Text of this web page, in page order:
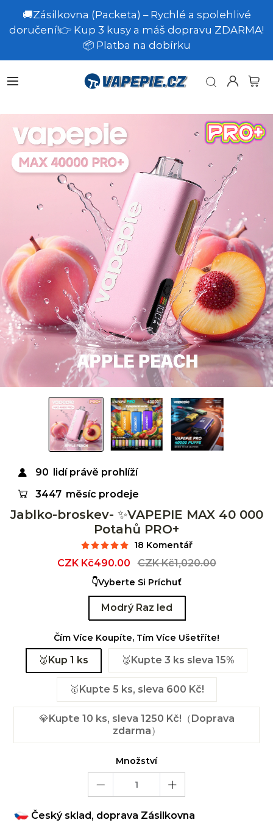
🚚Zásilkovna (Packeta) – Rychlé a spolehlivé
doručení!👉 Kup 3 kusy a máš dopravu ZDARMA!
📦 Platba na dobírku
90 lidí právě prohlíží
3447 měsíc prodeje
Jablko-broskev- ✨VAPEPIE MAX 40 000
Potahů PRO+
18 Komentář
Sale
CZK Kč490.00
Regular
CZK Kč1,020.00
👇Vyberte Si Príchuť
Modrý Raz led
Čím Více Koupíte, Tím Více Ušetříte!
🥉Kup 1 ks 🥈Kupte 3 ks sleva 15%
🥇Kupte 5 ks, sleva 600 Kč!
💎Kupte 10 ks, sleva 1250 Kč!（Doprava
zdarma）
Množství
Český sklad, doprava Zásilkovna